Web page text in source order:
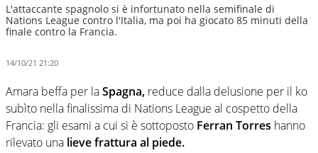
L'attaccante spagnolo si è infortunato nella semifinale di
Nations League contro l'Italia, ma poi ha giocato 85 minuti della
finale contro la Francia.
14/10/21 21:20
Amara beffa per laSpagna, reduce dalla delusione per il ko
subìto nella finalissima di Nations League al cospetto della
Francia: gli esami a cui si è sottoposto Ferran Torres hanno
rilevato una lieve frattura al piede.